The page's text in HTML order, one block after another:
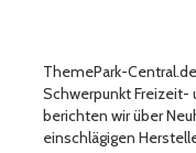
ThemePark-
Schwerpunkt Freizeit-
berichten wir über
einschlägigen